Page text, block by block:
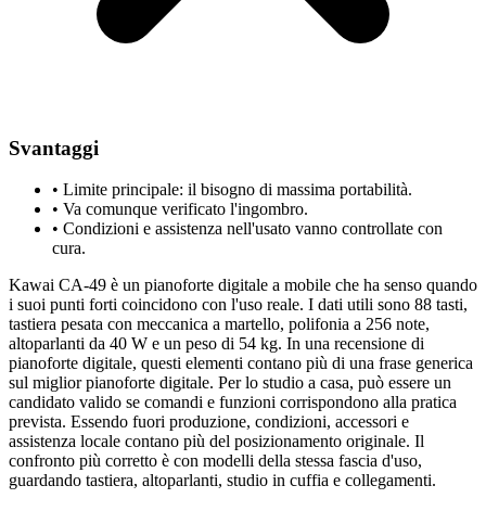
Svantaggi
• Limite principale: il bisogno di massima portabilità.
• Va comunque verificato l'ingombro.
• Condizioni e assistenza nell'usato vanno controllate con
cura.
Kawai CA-49 è un pianoforte digitale a mobile che ha senso quando
i suoi punti forti coincidono con l'uso reale. I dati utili sono 88 tasti,
tastiera pesata con meccanica a martello, polifonia a 256 note,
altoparlanti da 40 W e un peso di 54 kg. In una recensione di
pianoforte digitale, questi elementi contano più di una frase generica
sul miglior pianoforte digitale. Per lo studio a casa, può essere un
candidato valido se comandi e funzioni corrispondono alla pratica
prevista. Essendo fuori produzione, condizioni, accessori e
assistenza locale contano più del posizionamento originale. Il
confronto più corretto è con modelli della stessa fascia d'uso,
guardando tastiera, altoparlanti, studio in cuffia e collegamenti.